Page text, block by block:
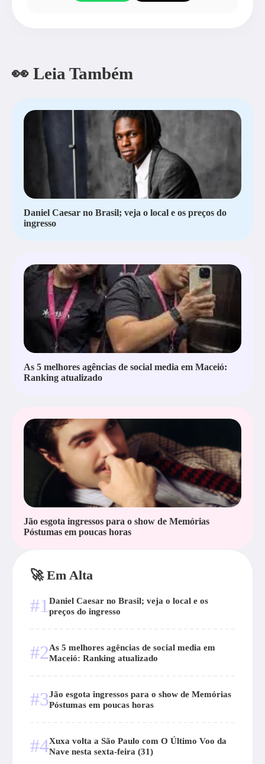
👀 Leia Também
Daniel Caesar no Brasil; veja o local e os preços do
ingresso
As 5 melhores agências de social media em Maceió:
Ranking atualizado
Jão esgota ingressos para o show de Memórias
Póstumas em poucas horas
🚀 Em Alta
#1 Daniel Caesar no Brasil; veja o local e os
preços do ingresso
#2As 5 melhores agências de social media em
Maceió: Ranking atualizado
#3Jão esgota ingressos para o show de Memórias
Póstumas em poucas horas
#4Xuxa volta a São Paulo com O Último Voo da
Nave nesta sexta-feira (31)